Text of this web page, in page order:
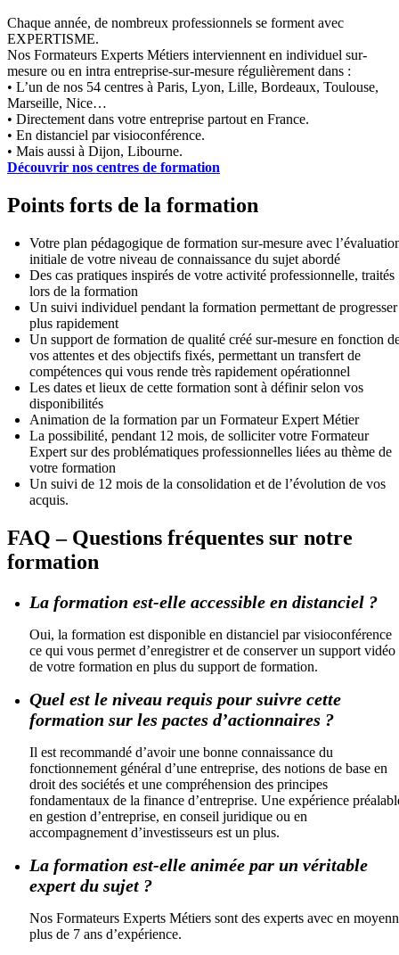
Chaque année, de nombreux professionnels se forment avec
EXPERTISME.
Nos Formateurs Experts Métiers interviennent en individuel sur-
mesure ou en intra entreprise-sur-mesure régulièrement dans :
• L’un de nos 54 centres à Paris, Lyon, Lille, Bordeaux, Toulouse,
Marseille, Nice…
• Directement dans votre entreprise partout en France.
• En distanciel par visioconférence.
• Mais aussi à Dijon, Libourne.
Découvrir nos centres de formation
Points forts de la formation
Votre plan pédagogique de formation sur-mesure avec
initiale de votre niveau de connaissance du sujet abordé
Des cas pratiques inspirés de votre activité professionnelle, traités
lors de la formation
Un suivi individuel pendant la formation permettant de progresser
plus rapidement
Un support de formation de qualité créé sur-mesure en fonction
vos attentes et des objectifs fixés, permettant un transfert de
compétences qui vous rende très rapidement opérationnel
Les dates et lieux de cette formation sont à définir selon vos
disponibilités
Animation de la formation par un Formateur Expert Métier
La possibilité, pendant 12 mois, de solliciter votre Formateur
Expert sur des problématiques professionnelles liées au thème de
votre formation
Un suivi de 12 mois de la consolidation et de l’évolution de vos
acquis.
FAQ – Questions fréquentes sur notre
formation
La formation est-elle accessible en distanciel ?
Oui, la formation est disponible en distanciel par visioconférence
ce qui vous permet d’enregistrer et de conserver un support vidéo
de votre formation en plus du support de formation.
Quel est le niveau requis pour suivre cette
formation sur les pactes d’actionnaires ?
Il est recommandé d’avoir une bonne connaissance du
fonctionnement général d’une entreprise, des notions de base en
droit des sociétés et une compréhension des principes
fondamentaux de la finance d’entreprise. Une expérience
en gestion d’entreprise, en conseil juridique ou en
accompagnement d’investisseurs est un plus.
La formation est-elle animée par un véritable
expert du sujet ?
Nos Formateurs Experts Métiers sont des experts avec en
plus de 7 ans d’expérience.